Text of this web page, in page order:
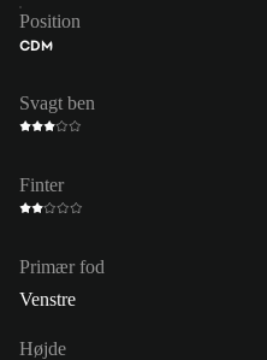
Position
CDM
Svagt ben
Finter
Primær fod
Venstre
Højde